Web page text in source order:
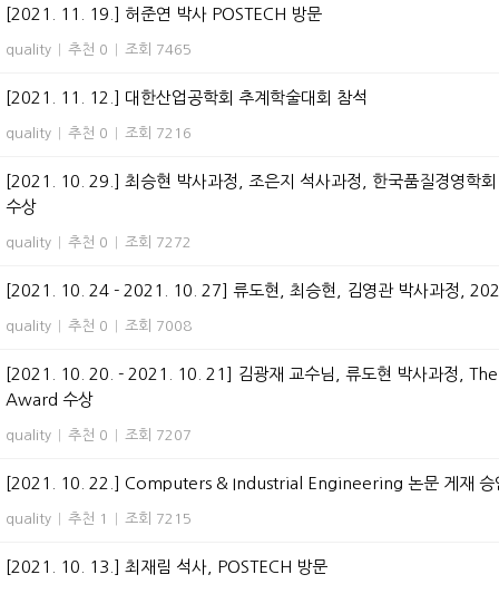
[2021. 11. 19.] 허준연 박사 POSTECH 방문
quality 추천 0 조회 7465
[2021. 11. 12.] 대한산업공학회 추계학술대회 참석
quality 추천 0 조회 7216
[2021. 10. 29.] 최승현 박사과정, 조은지 석사과정, 한국품질경영
수상
quality 추천 0 조회 7272
[2021. 10. 24 - 2021. 10. 27] 류도현, 최승현, 김영관 박사과정,
quality 추천 0 조회 7008
[2021. 10. 20. - 2021. 10. 21] 김광재 교수님, 류도현 박사과정,
Award 수상
quality 추천 0 조회 7207
[2021. 10. 22.] Computers & Industrial Engineering 논문 게재 승
quality 추천 1 조회 7215
[2021. 10. 13.] 최재림 석사, POSTECH 방문